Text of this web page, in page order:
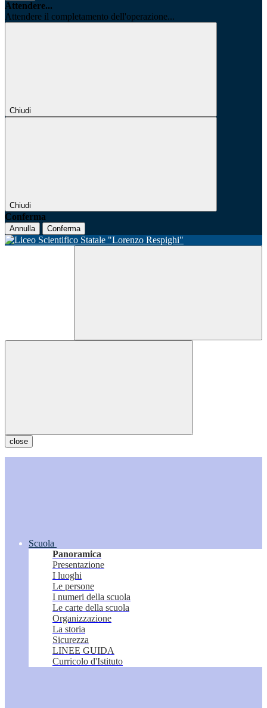
Attendere...
Attendere il completamento dell'operazione...
Chiudi
Chiudi
Conferma
Annulla Conferma
close
Scuola
Panoramica
Presentazione
I luoghi
Le persone
I numeri della scuola
Le carte della scuola
Organizzazione
La storia
Sicurezza
LINEE GUIDA
Curricolo d'Istituto